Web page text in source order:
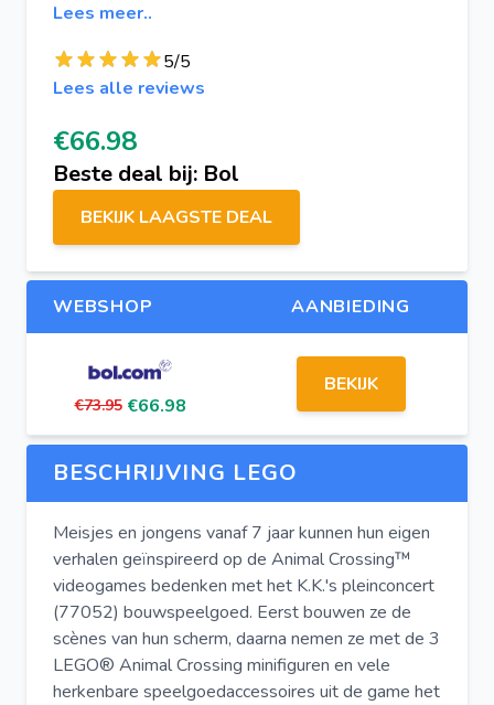
Lees meer..
5/5
Lees alle reviews
€66.98
Beste deal bij: Bol
BEKIJK LAAGSTE DEAL
WEBSHOP AANBIEDING
€73.95 €66.98
BEKIJK
BESCHRIJVING LEGO
Meisjes en jongens vanaf 7 jaar kunnen hun eigen
verhalen geïnspireerd op de Animal Crossing™
videogames bedenken met het K.K.'s pleinconcert
(77052) bouwspeelgoed. Eerst bouwen ze de
scènes van hun scherm, daarna nemen ze met de 3
LEGO® Animal Crossing minifiguren en vele
herkenbare speelgoedaccessoires uit de game het